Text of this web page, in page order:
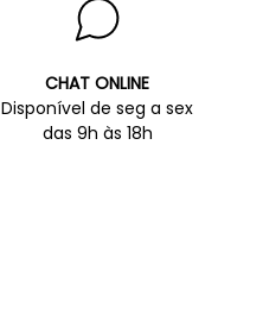
CHAT ONLINE
Disponível de seg a sex
das 9h às 18h